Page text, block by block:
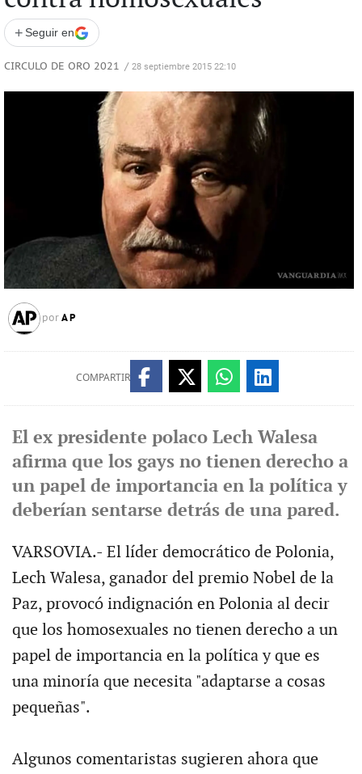
+ Seguir en
CIRCULO DE ORO 2021 / 28 septiembre 2015 22:10
por AP
COMPARTIR
El ex presidente polaco Lech Walesa
afirma que los gays no tienen derecho a
un papel de importancia en la política y
deberían sentarse detrás de una pared.
VARSOVIA.- El líder democrático de Polonia,
Lech Walesa, ganador del premio Nobel de la
Paz, provocó indignación en Polonia al decir
que los homosexuales no tienen derecho a un
papel de importancia en la política y que es
una minoría que necesita "adaptarse a cosas
pequeñas".
Algunos comentaristas sugieren ahora que